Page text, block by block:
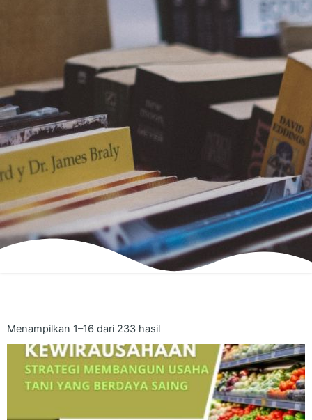
Menampilkan 1–16 dari 233 hasil